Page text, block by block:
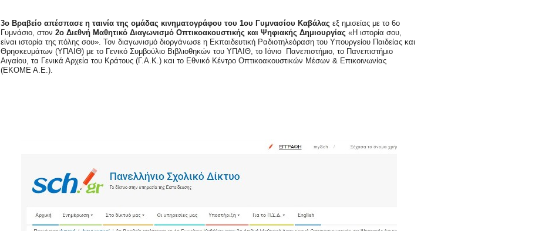
3ο Βραβείο απέσπασε η ταινία της ομάδας κινηματογράφου του 1ου Γυμνασίου Καβάλας εξ ημισείας με το 6ο
Γυμνάσιο, στον 2ο Διεθνή Μαθητικό Διαγωνισμό Οπτικοακουστικής και Ψηφιακής Δημιουργίας «Η ιστορία σου,
είναι ιστορία της πόλης σου». Τον διαγωνισμό διοργάνωσε η Εκπαιδευτική Ραδιοτηλεόραση του Υπουργείου Παιδείας και
Θρησκευμάτων (ΥΠΑΙΘ) με το Γενικό Συμβούλιο Βιβλιοθηκών του ΥΠΑΙΘ, το Ιόνιο Πανεπιστήμιο, το Πανεπιστήμιο
Αιγαίου, τα Γενικά Αρχεία του Κράτους (Γ.Α.Κ.) και το Εθνικό Κέντρο Οπτικοακουστικών Μέσων & Επικοινωνίας
(ΕΚΟΜΕ Α.Ε.).